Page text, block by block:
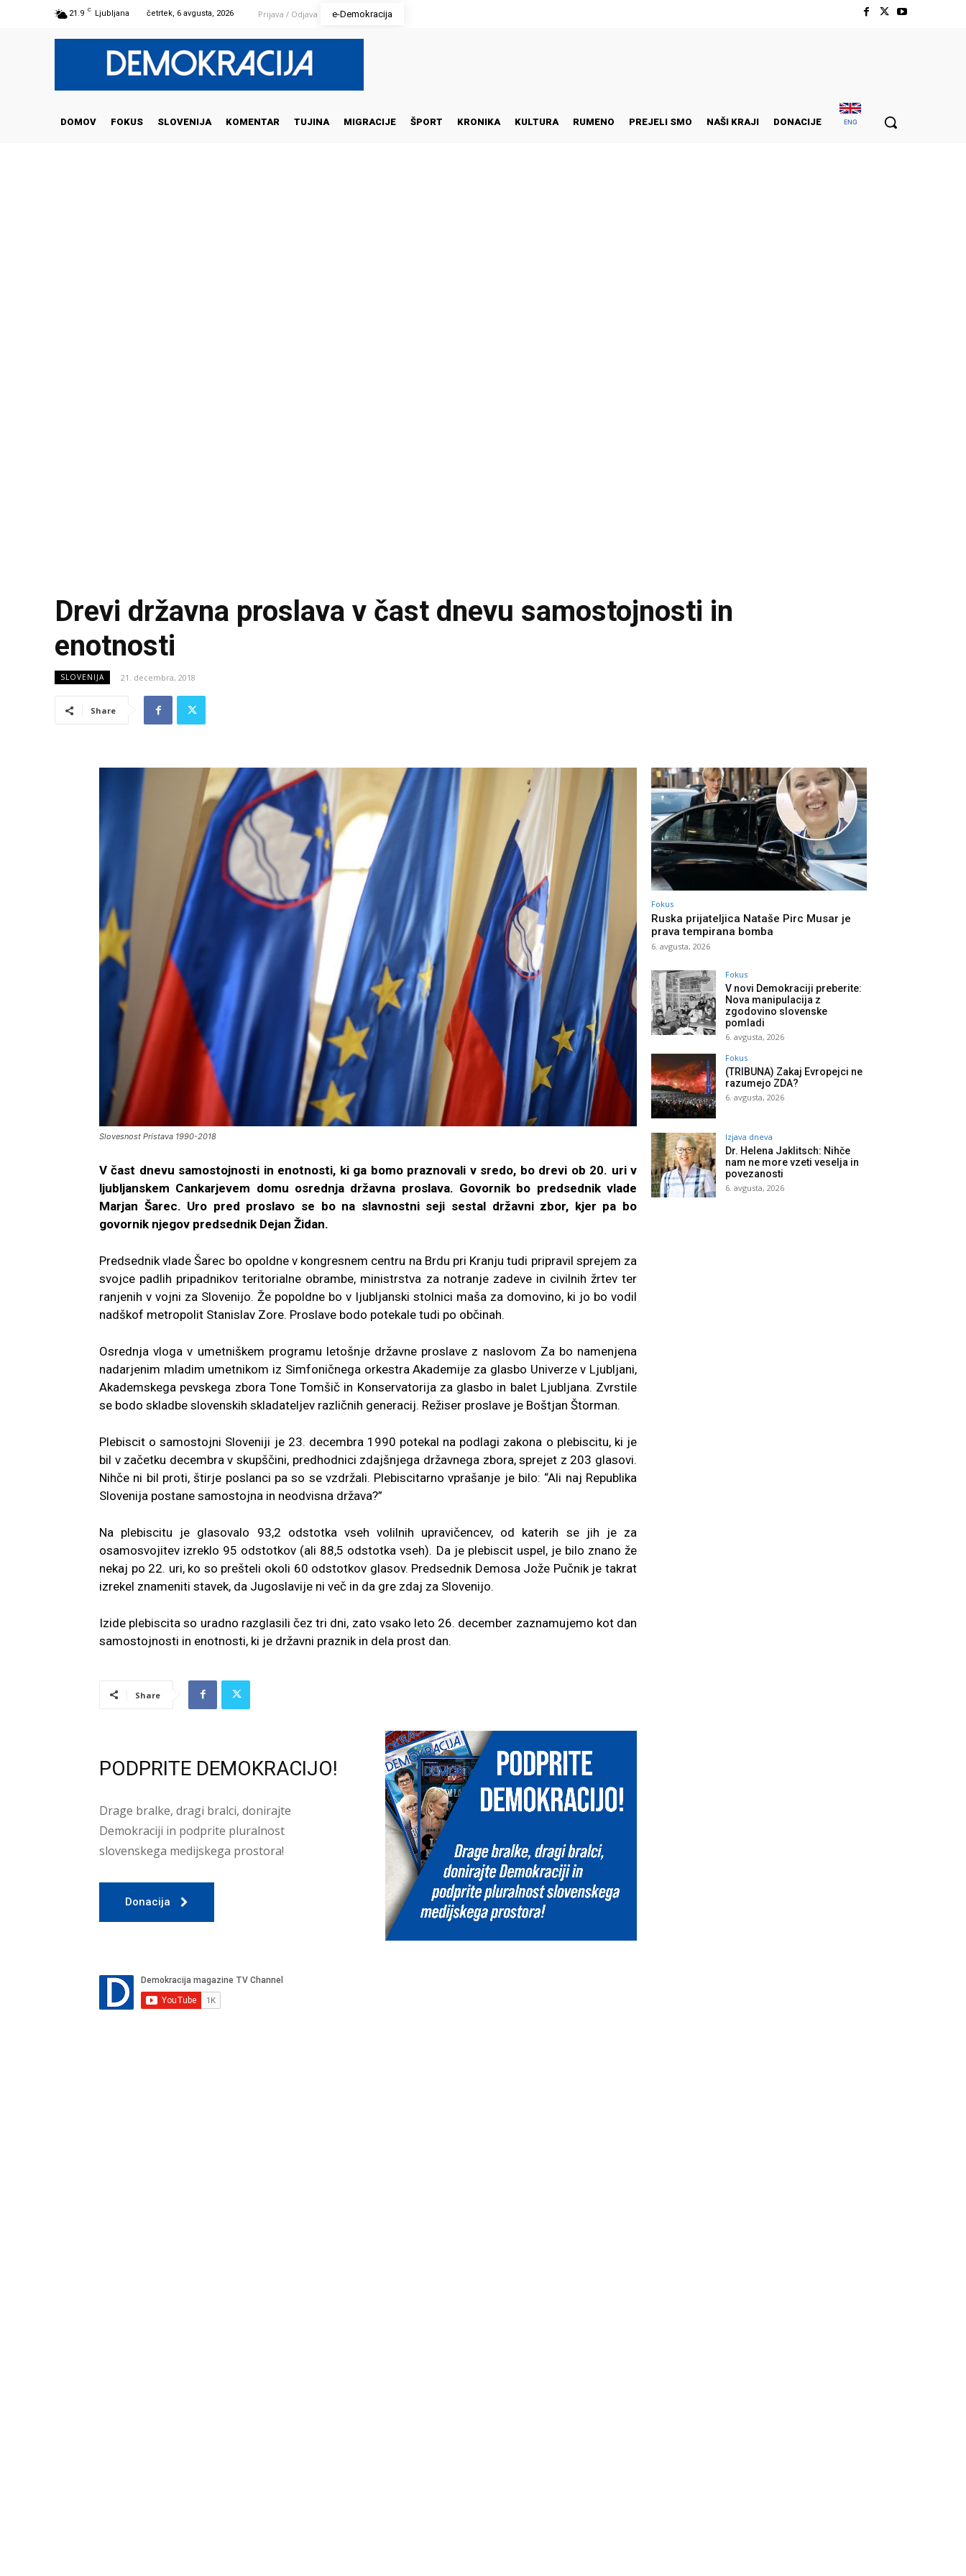
21.9 C Ljubljana četrtek, 6 avgusta, 2026 Prijava / Odjava e-Demokracija
DOMOV FOKUS SLOVENIJA KOMENTAR TUJINA MIGRACIJE ŠPORT KRONIKA KULTURA RUMENO PREJELI SMO NAŠI KRAJI DONACIJE ENG
Drevi državna proslava v čast dnevu samostojnosti in
enotnosti
SLOVENIJA 21. decembra, 2018
Share
Slovesnost Pristava 1990-2018
V čast dnevu samostojnosti in enotnosti, ki ga bomo praznovali v sredo, bo drevi ob 20. uri v
ljubljanskem Cankarjevem domu osrednja državna proslava. Govornik bo predsednik vlade
Marjan Šarec. Uro pred proslavo se bo na slavnostni seji sestal državni zbor, kjer pa bo
govornik njegov predsednik Dejan Židan.
Predsednik vlade Šarec bo opoldne v kongresnem centru na Brdu pri Kranju tudi pripravil sprejem za
svojce padlih pripadnikov teritorialne obrambe, ministrstva za notranje zadeve in civilnih žrtev ter
ranjenih v vojni za Slovenijo. Že popoldne bo v ljubljanski stolnici maša za domovino, ki jo bo vodil
nadškof metropolit Stanislav Zore. Proslave bodo potekale tudi po občinah.
Osrednja vloga v umetniškem programu letošnje državne proslave z naslovom Za bo namenjena
nadarjenim mladim umetnikom iz Simfoničnega orkestra Akademije za glasbo Univerze v Ljubljani,
Akademskega pevskega zbora Tone Tomšič in Konservatorija za glasbo in balet Ljubljana. Zvrstile
se bodo skladbe slovenskih skladateljev različnih generacij. Režiser proslave je Boštjan Štorman.
Plebiscit o samostojni Sloveniji je 23. decembra 1990 potekal na podlagi zakona o plebiscitu, ki je
bil v začetku decembra v skupščini, predhodnici zdajšnjega državnega zbora, sprejet z 203 glasovi.
Nihče ni bil proti, štirje poslanci pa so se vzdržali. Plebiscitarno vprašanje je bilo: “Ali naj Republika
Slovenija postane samostojna in neodvisna država?”
Na plebiscitu je glasovalo 93,2 odstotka vseh volilnih upravičencev, od katerih se jih je za
osamosvojitev izreklo 95 odstotkov (ali 88,5 odstotka vseh). Da je plebiscit uspel, je bilo znano že
nekaj po 22. uri, ko so prešteli okoli 60 odstotkov glasov. Predsednik Demosa Jože Pučnik je takrat
izrekel znameniti stavek, da Jugoslavije ni več in da gre zdaj za Slovenijo.
Izide plebiscita so uradno razglasili čez tri dni, zato vsako leto 26. december zaznamujemo kot dan
samostojnosti in enotnosti, ki je državni praznik in dela prost dan.
Share
PODPRITE DEMOKRACIJO!
Drage bralke, dragi bralci, donirajte
Demokraciji in podprite pluralnost
slovenskega medijskega prostora!
Donacija
Fokus
Ruska prijateljica Nataše Pirc Musar je
prava tempirana bomba
6. avgusta, 2026
Fokus
V novi Demokraciji preberite:
Nova manipulacija z
zgodovino slovenske
pomladi
6. avgusta, 2026
Fokus
(TRIBUNA) Zakaj Evropejci ne
razumejo ZDA?
6. avgusta, 2026
Izjava dneva
Dr. Helena Jaklitsch: Nihče
nam ne more vzeti veselja in
povezanosti
6. avgusta, 2026